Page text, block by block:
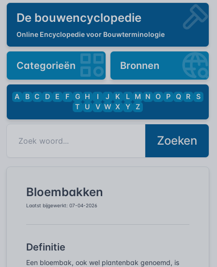
De bouwencyclopedie
Online Encyclopedie voor Bouwterminologie
Categorieën Bronnen
A B C D E F G H I J K L M N O P Q R
S
T
U V W X Y Z
Zoeken
Bloembakken
Laatst bijgewerkt: 07-04-2026
Definitie
Een bloembak, ook wel plantenbak genoemd, is